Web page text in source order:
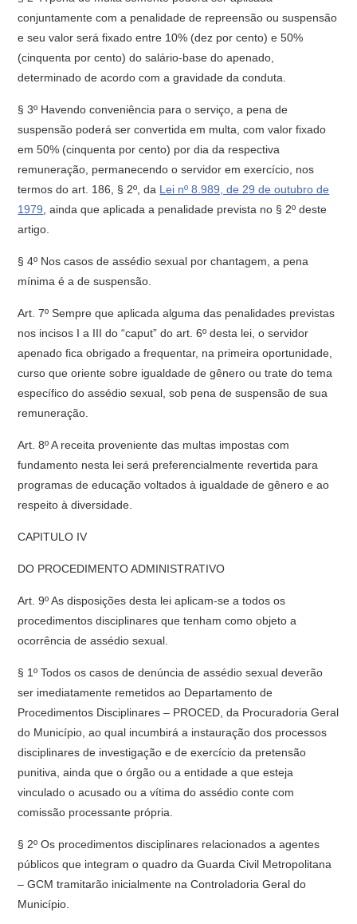
conjuntamente com a penalidade de repreensão ou suspensão
e seu valor será fixado entre 10% (dez por cento) e 50%
(cinquenta por cento) do salário-base do apenado,
determinado de acordo com a gravidade da conduta.
§ 3º Havendo conveniência para o serviço, a pena de
suspensão poderá ser convertida em multa, com valor fixado
em 50% (cinquenta por cento) por dia da respectiva
remuneração, permanecendo o servidor em exercício, nos
termos do art. 186, § 2º, da Lei nº 8.989, de 29 de outubro de
1979 , ainda que aplicada a penalidade prevista no § 2º deste
artigo.
§ 4º Nos casos de assédio sexual por chantagem, a pena
mínima é a de suspensão.
Art. 7º Sempre que aplicada alguma das penalidades previstas
nos incisos I a III do “caput” do art. 6º desta lei, o servidor
apenado fica obrigado a frequentar, na primeira oportunidade,
curso que oriente sobre igualdade de gênero ou trate do tema
específico do assédio sexual, sob pena de suspensão de sua
remuneração.
Art. 8º A receita proveniente das multas impostas com
fundamento nesta lei será preferencialmente revertida para
programas de educação voltados à igualdade de gênero e ao
respeito à diversidade.
CAPITULO IV
DO PROCEDIMENTO ADMINISTRATIVO
Art. 9º As disposições desta lei aplicam-se a todos os
procedimentos disciplinares que tenham como objeto a
ocorrência de assédio sexual.
§ 1º Todos os casos de denúncia de assédio sexual deverão
ser imediatamente remetidos ao Departamento de
Procedimentos Disciplinares – PROCED, da Procuradoria Geral
do Município, ao qual incumbirá a instauração dos processos
disciplinares de investigação e de exercício da pretensão
punitiva, ainda que o órgão ou a entidade a que esteja
vinculado o acusado ou a vítima do assédio conte com
comissão processante própria.
§ 2º Os procedimentos disciplinares relacionados a agentes
públicos que integram o quadro da Guarda Civil Metropolitana
– GCM tramitarão inicialmente na Controladoria Geral do
Município.